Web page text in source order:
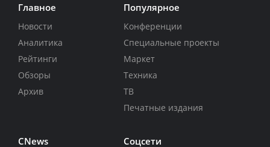
Главное
Новости
Аналитика
Рейтинги
Обзоры
Архив
Популярное
Конференции
Специальные проекты
Маркет
Техника
ТВ
Печатные издания
CNews Соцсети